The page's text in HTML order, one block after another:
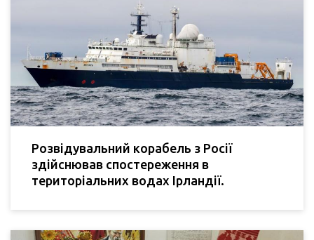
Розвідувальний корабель з Росії
здійснював спостереження в
територіальних водах Ірландії.